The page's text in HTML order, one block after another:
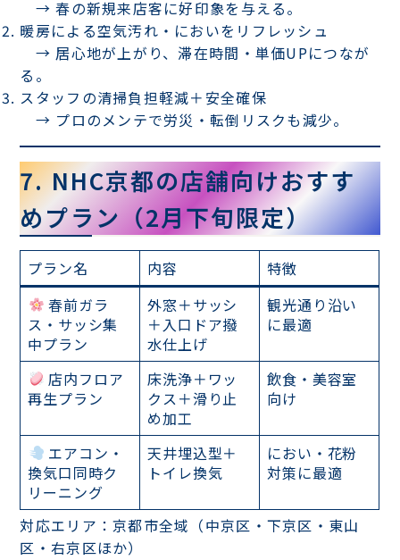
→ 春の新規来店客に好印象を与える。
暖房による空気汚れ・においをリフレッシュ
→ 居心地が上がり、滞在時間・単価UPにつなが
る。
スタッフの清掃負担軽減＋安全確保
→ プロのメンテで労災・転倒リスクも減少。
7. NHC京都の店舗向けおすす
めプラン（2月下旬限定）
プラン名 内容
特徴
春前ガラ
ス・サッシ集
中プラン
外窓＋サッシ
＋入口ドア撥
水仕上げ
観光通り沿い
に最適
店内フロア
再生プラン
床洗浄＋ワッ
クス＋滑り止
め加工
飲食・美容室
向け
エアコン・
換気口同時ク
リーニング
天井埋込型＋
トイレ換気
におい・花粉
対策に最適
対応エリア：京都市全域（中京区・下京区・東山
区・右京区ほか）